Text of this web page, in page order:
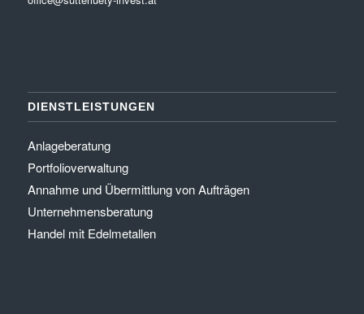
DIENSTLEISTUNGEN
Anlageberatung
Portfolioverwaltung
Annahme und Übermittlung von Aufträgen
Unternehmensberatung
Handel mit Edelmetallen